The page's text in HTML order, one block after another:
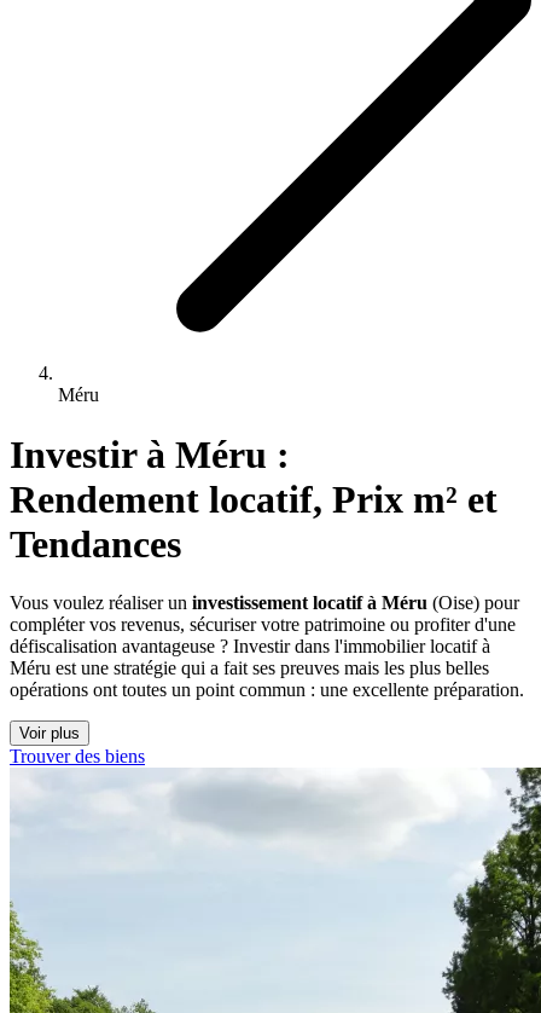
Méru
Investir à Méru :
Rendement locatif, Prix m² et
Tendances
Vous voulez réaliser un investissement locatif à Méru (Oise) pour
compléter vos revenus, sécuriser votre patrimoine ou profiter d'une
défiscalisation avantageuse ? Investir dans l'immobilier locatif à
Méru est une stratégie qui a fait ses preuves mais les plus belles
opérations ont toutes un point commun : une excellente préparation.
Voir plus
Trouver des biens